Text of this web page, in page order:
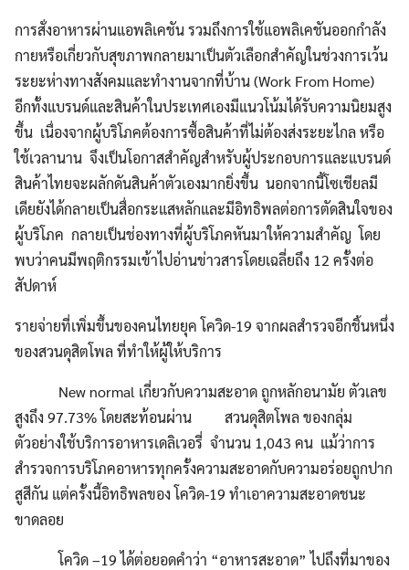
Search
การสั่งอาหารผ่านแอพลิเคชัน รวมถึงการใช้แอพลิเคชันออกกำลัง
กายหรือเกี่ยวกับสุขภาพกลายมาเป็นตัวเลือกสำคัญในช่วงการเว้น
ระยะห่างทางสังคมและทำงานจากที่บ้าน (Work From Home)
อีกทั้งแบรนด์และสินค้าในประเทศเองมีแนวโน้มได้รับความนิยมสูง
ขึ้น เนื่องจากผู้บริโภคต้องการซื้อสินค้าที่ไม่ต้องส่งระยะไกล หรือ
ใช้เวลานาน จึงเป็นโอกาสสำคัญสำหรับผู้ประกอบการและแบรนด์
สินค้าไทยจะผลักดันสินค้าตัวเองมากยิ่งขึ้น นอกจากนี้โซเชียลมี
เดียยังได้กลายเป็นสื่อกระแสหลักและมีอิทธิพลต่อการตัดสินใจของ
ผู้บริโภค กลายเป็นช่องทางที่ผู้บริโภคหันมาให้ความสำคัญ โดย
พบว่าคนมีพฤติกรรมเข้าไปอ่านข่าวสารโดยเฉลี่ยถึง 12 ครั้งต่อ
สัปดาห์
รายจ่ายที่เพิ่มขึ้นของคนไทยยุค โควิด-19 จากผลสำรวจอีกชิ้นหนึ่ง
ของสวนดุสิตโพล ที่ทำให้ผู้ให้บริการ
New normal เกี่ยวกับความสะอาด ถูกหลักอนามัย ตัวเลข
สูงถึง 97.73% โดยสะท้อนผ่าน สวนดุสิตโพล ของกลุ่ม
ตัวอย่างใช้บริการอาหารเดลิเวอรี่ จำนวน 1,043 คน แม้ว่าการ
สำรวจการบริโภคอาหารทุกครั้งความสะอาดกับความอร่อยถูกปาก
สูสีกัน แต่ครั้งนี้อิทธิพลของ โควิด-19 ทำเอาความสะอาดชนะ
ขาดลอย
โควิด –19 ได้ต่อยอดคำว่า “อาหารสะอาด” ไปถึงที่มาของ